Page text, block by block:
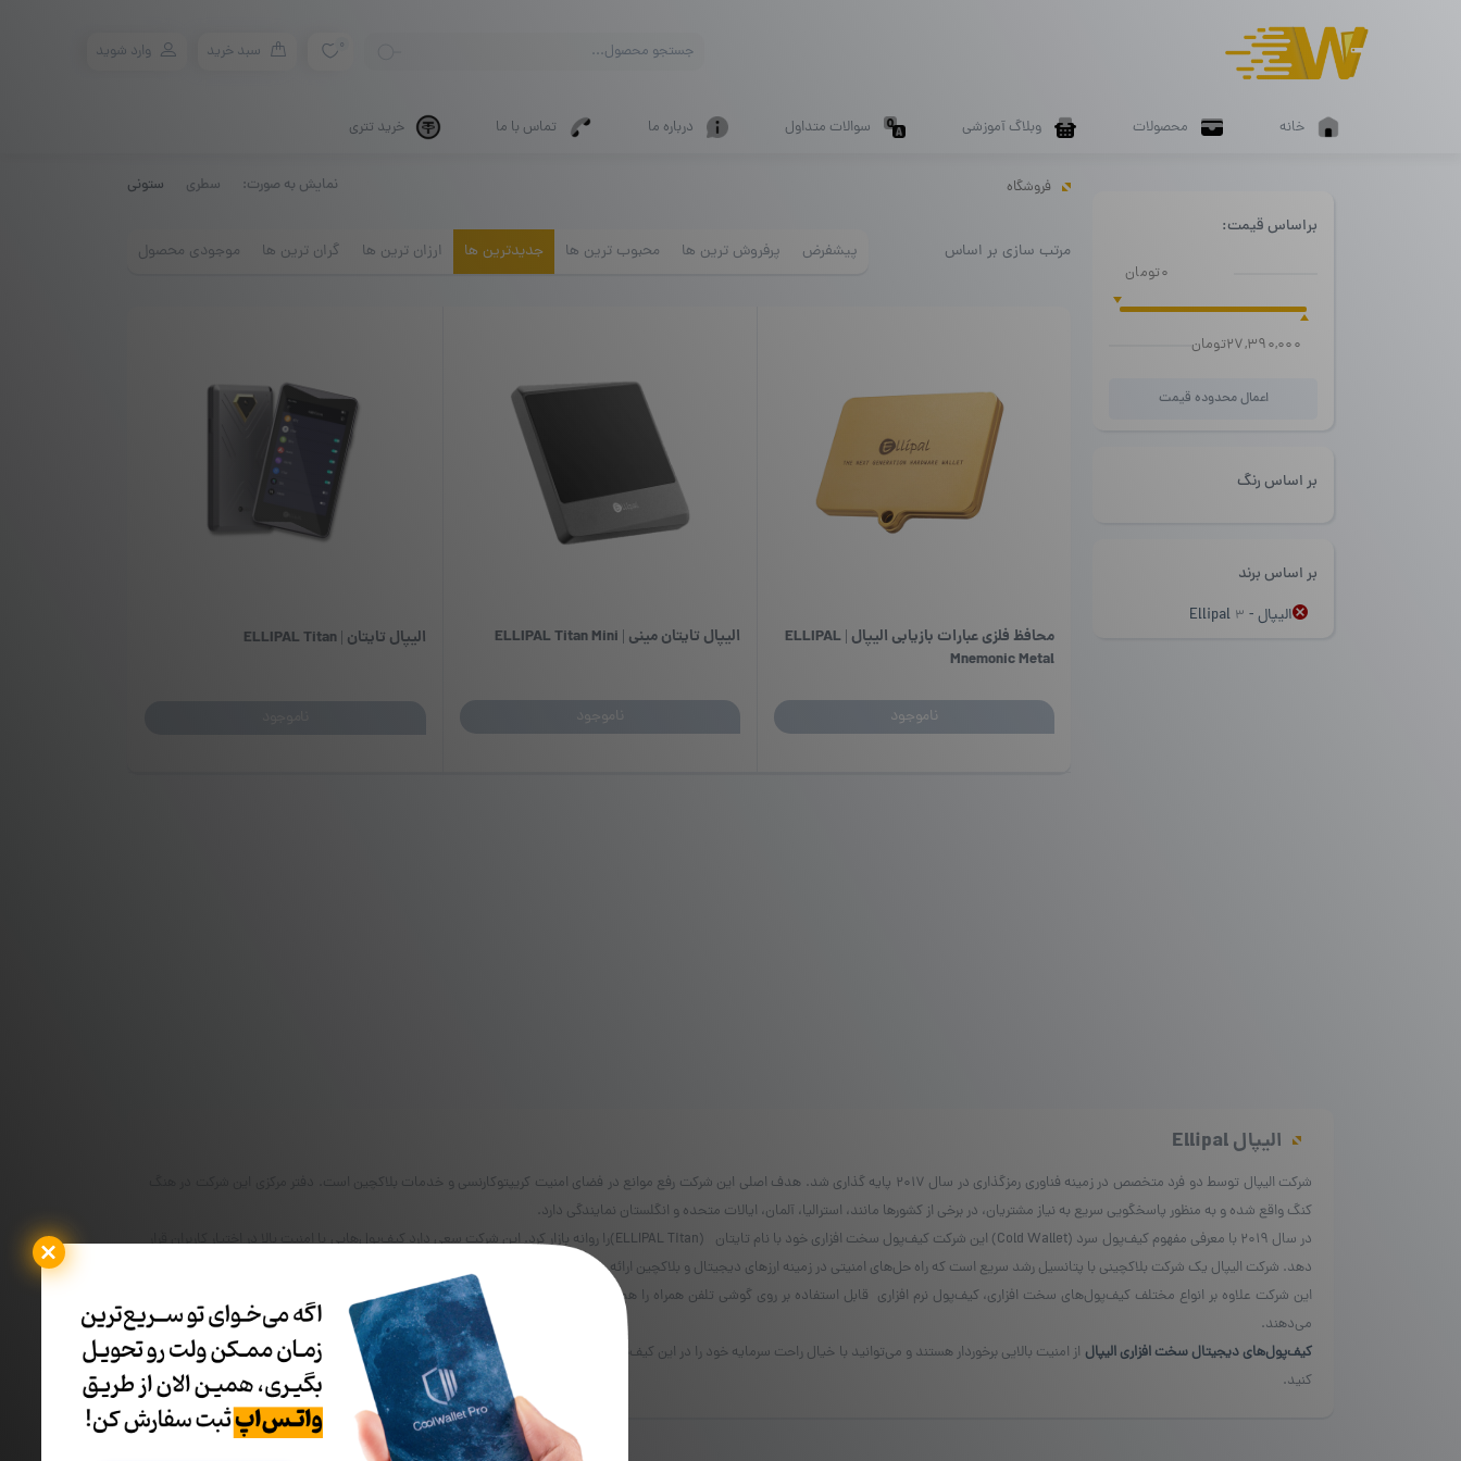
search
0 سبد خرید وارد شوید
خانه محصولات وبلاگ آموزشی سوالات متداول درباره ما تماس با ما خرید تتری
براساس قیمت:
0تومان
27,390,000تومان
اعمال محدوده قیمت
بر اساس رنگ
بر اساس برند
الیپال - Ellipal 3
فروشگاه نمایش به صورت: سطری ستونی
مرتب سازی بر اساس پیشفرض پرفروش ترین ها محبوب ترین ها جدیدترین ها ارزان ترین ها گران ترین ها موجودی محصول
محافظ فلزی عبارات بازیابی الیپال | ELLIPAL
Mnemonic Metal
ناموجود
الیپال تایتان مینی | ELLIPAL Titan Mini
ناموجود
الیپال تایتان | ELLIPAL Titan
الیپالEllipal
شرکت الیپال توسط دو فرد متخصص در زمینه فناوری رمزگذاری در سال 2017 پایه گذاری شد. هدف اصلی این شرکت رفع موانع در فضای امنیت کریپتوکارنسی و خدمات بلاکچین است. دفتر مرکزی این شرکت در هنگ
کنگ واقع شده و به منظور پاسخگویی سریع به نیاز مشتریان، در برخی از کشورها مانند، استرالیا، آلمان، ایالات متحده و انگلستان نمایندگی دارد.
در سال ۲۰۱۹ با معرفی مفهوم کیف‌پول سرد (Cold Wallet) این شرکت کیف‌پول سخت افزاری خود با نام تایتان (ELLIPAL Titan)را روانه بازار کرد. این شرکت سعی دارد کیف‌پول‌هایی با امنیت بالا در اختیار کاربران قرار
دهد. شرکت الیپال یک شرکت بلاکچینی با پتانسیل رشد سریع است که راه حل‌های امنیتی در زمینه ارزهای دیجیتال و بلاکچین ارائه می‌دهد.
این شرکت علاوه بر انواع مختلف کیف‌پول‌های سخت افزاری، کیف‌پول نرم افزاری قابل استفاده بر روی گوشی تلفن همراه را هم پشتیبانی می‌کند. این کیف‌پول‌ها خدمات مبادله‌ای انواع رمزارزهای بازار کریپتو را ارائه
می‌دهند.
کیف‌پول‌های دیجیتال سخت افزاری الیپال از امنیت بالایی برخوردار هستند و می‌توانید با خیال راحت سرمایه خود را در این کیف‌پول‌ها نگهداری کنید. برایخرید کیف پول‌های سخت افزاریمی‌توانید به لینک زیر مراجعه
کنید.